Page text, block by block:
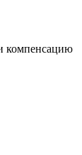
компенсацию